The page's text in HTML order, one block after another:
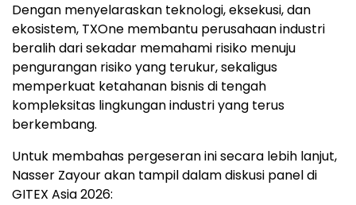
Dengan menyelaraskan teknologi, eksekusi, dan
ekosistem, TXOne membantu perusahaan industri
beralih dari sekadar memahami risiko menuju
pengurangan risiko yang terukur, sekaligus
memperkuat ketahanan bisnis di tengah
kompleksitas lingkungan industri yang terus
berkembang.
Untuk membahas pergeseran ini secara lebih lanjut,
Nasser Zayour akan tampil dalam diskusi panel di
GITEX Asia 2026: